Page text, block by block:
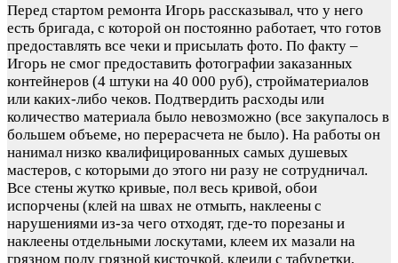
Перед стартом ремонта Игорь рассказывал, что у него
есть бригада, с которой он постоянно работает, что готов
предоставлять все чеки и присылать фото. По факту –
Игорь не смог предоставить фотографии заказанных
контейнеров (4 штуки на 40 000 руб), стройматериалов
или каких-либо чеков. Подтвердить расходы или
количество материала было невозможно (все закупалось в
большем объеме, но перерасчета не было). На работы он
нанимал низко квалифицированных самых душевых
мастеров, с которыми до этого ни разу не сотрудничал.
Все стены жутко кривые, пол весь кривой, обои
испорчены (клей на швах не отмыть, наклеены с
нарушениями из-за чего отходят, где-то порезаны и
наклеены отдельными лоскутами, клеем их мазали на
грязном полу грязной кисточкой, клеили с табуретки,